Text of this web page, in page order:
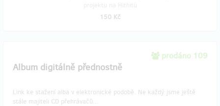
150 Kč
prodáno 109
Album digitálně přednostně
Link ke stažení alba v elektronické podobě. Ne každý jsme ještě
stále majiteli CD přehrávačů...